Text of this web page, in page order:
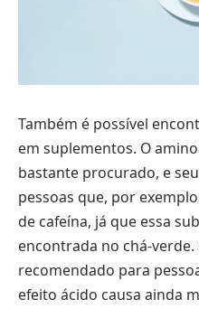
Também é possível
em suplementos. O
bastante procurado, e
pessoas que, por
de cafeína, já que essa
encontrada no chá-
recomendado para
efeito ácido causa ainda